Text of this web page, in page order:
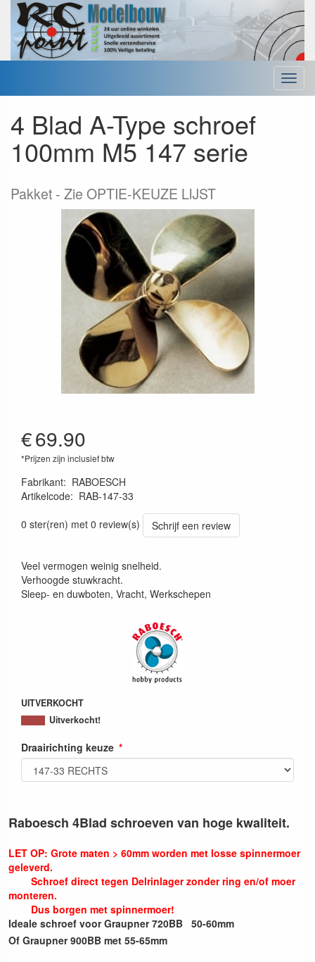
Menu
4 Blad A-Type schroef
100mm M5 147 serie
Pakket Zie OPTIE-KEUZE LIJST
€69.90
*Prijzen zijn inclusief btw
Fabrikant: RABOESCH
Artikelcode: RAB-147-33
0 ster(ren) met 0 review(s)
Schrijf een review
Veel vermogen weinig snelheid.
Verhoogde stuwkracht.
Sleep- en duwboten, Vracht, Werkschepen
UITVERKOCHT
Uitverkocht!
Draairichting keuze
Raboesch 4Blad schroeven van hoge kwaliteit.
LET OP: Grote maten > 60mm worden met losse spinnermoer
geleverd.
Schroef direct tegen Delrinlager zonder ring en/of moer
monteren.
Dus borgen met spinnermoer!
Ideale schroef voor Graupner 720BB 50-60mm
Of Graupner 900BB met 55-65mm